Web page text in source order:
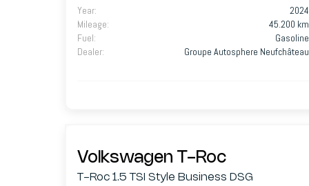
Year:
2024
Mileage:
45.200 km
Fuel:
Gasoline
Dealer: Groupe Autosphere Neufchâteau
Volkswagen T-Roc
T-Roc 1.5 TSI Style Business DSG